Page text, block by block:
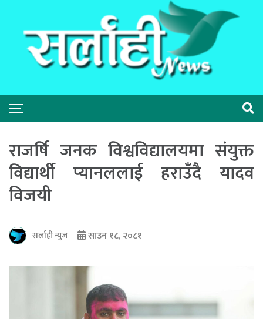
राजर्षि जनक विश्वविद्यालयमा संयुक्त
विद्यार्थी प्यानललाई हराउँदै यादव
विजयी
सर्लाही न्युज साउन १८, २०८१